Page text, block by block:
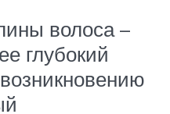
волоса –
глубокий